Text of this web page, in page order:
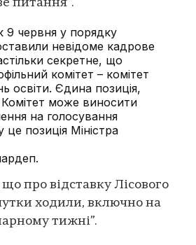
питання”.
9 червня у порядку
невідоме кадрове
секретне, що
комітет – комітет
освіти. Єдина позиція,
Комітет може виносити
на голосування
позиція Міністра
про відставку Лісового
ходили, включно на
тижні”.